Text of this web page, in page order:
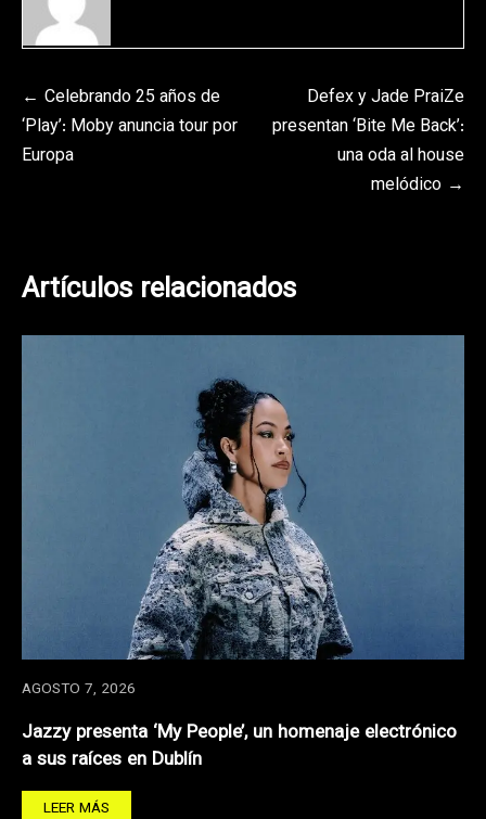
Navegación
de
Celebrando 25 años de
‘Play’: Moby anuncia tour por
Europa
Defex y Jade PraiZe
presentan ‘Bite Me Back’:
una oda al house
melódico
Artículos relacionados
AGOSTO 7, 2026
Jazzy presenta ‘My People’, un homenaje electrónico
a sus raíces en Dublín
LEER MÁS